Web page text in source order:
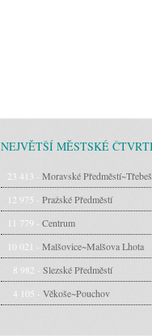
NEJVĚTŠÍ MĚSTSKÉ
23 413 - Moravské Předměstí~Třebeš
12 975 - Pražské Předměstí
11 779 - Centrum
10 021 - Malšovice~Malšova Lhota
8 982 - Slezské Předměstí
4 105 - Věkoše~Pouchov